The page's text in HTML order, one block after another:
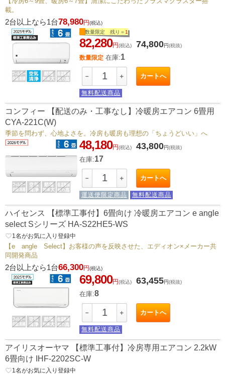
載。
2台以上なら1台78,980円(税込)
数量限定 残り＝ 1
82,280円(税込) 74,800円(税抜)
数量限定 在庫:1
－ ＋ カートへ
無料配送商品
コンフィー 【配送のみ・工事なし】冷暖房エアコン 6畳用
CYA-221C(W)
季節を問わず、心地よさを。冷房も暖房も理想の「ちょうどいい」へ
48,180円(税込) 43,800円(税抜)
在庫:17
－ ＋ カートへ
運送便限定商品 無料配送商品
ハイセンス 【標準工事付】6畳向け 冷暖房エアコン e angle
select Sシリーズ HA-S22HE5-WS
favorite_border1 名がお気に入り登録中
【e angle Select】お客様の声を反映させた、エディオン×メーカー共
同開発商品
2台以上なら1台66,300円(税込)
69,800円(税込) 63,455円(税抜)
在庫:8
－ ＋ カートへ
無料配送商品
アイリスオーヤマ 【標準工事付】冷房専用エアコン 2.2kW
6畳向け IHF-2202SC-W
favorite_border1 名がお気に入り登録中